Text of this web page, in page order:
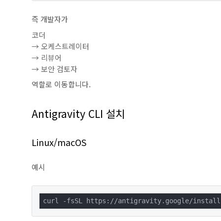
즉 개발자가
코더
→ 오케스트레이터
→ 리뷰어
→ 보안 검토자
역할로 이동합니다.
Antigravity CLI 설치
Linux/macOS
예시
curl -fsSL https://antigravity.google/